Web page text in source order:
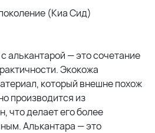
(Киа Сид)
алькантарой — это сочетание
Экокожа
который внешне похож
производится из
что делает его более
Алькантара — это